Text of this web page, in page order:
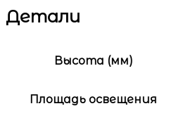
Детали
Высота (мм)
Площадь освещения